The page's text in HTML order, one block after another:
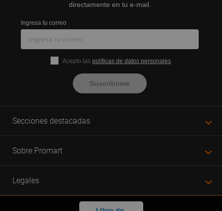
directamente en tu e-mail.
Ingresa tu correo
Acepto laspolíticas de datos personales
Suscribirme
Secciones destacadas
Sobre Promart
Legales